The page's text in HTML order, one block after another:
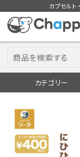
カプセルト
カテゴリー
ログイン
入荷スケ